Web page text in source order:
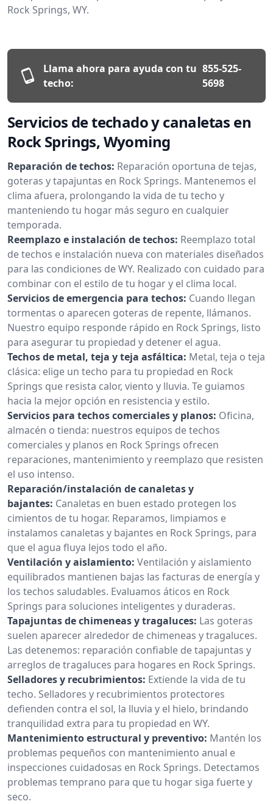
Rock Springs, WY.
Llama ahora para ayuda con tu
techo:
855-525-
5698
Servicios de techado y canaletas en
Rock Springs, Wyoming
Reparación de techos: Reparación oportuna de tejas,
goteras y tapajuntas en Rock Springs. Mantenemos el
clima afuera, prolongando la vida de tu techo y
manteniendo tu hogar más seguro en cualquier
temporada.
Reemplazo e instalación de techos: Reemplazo total
de techos e instalación nueva con materiales diseñados
para las condiciones de WY. Realizado con cuidado para
combinar con el estilo de tu hogar y el clima local.
Servicios de emergencia para techos: Cuando llegan
tormentas o aparecen goteras de repente, llámanos.
Nuestro equipo responde rápido en Rock Springs, listo
para asegurar tu propiedad y detener el agua.
Techos de metal, teja y teja asfáltica: Metal, teja o teja
clásica: elige un techo para tu propiedad en Rock
Springs que resista calor, viento y lluvia. Te guiamos
hacia la mejor opción en resistencia y estilo.
Servicios para techos comerciales y planos: Oficina,
almacén o tienda: nuestros equipos de techos
comerciales y planos en Rock Springs ofrecen
reparaciones, mantenimiento y reemplazo que resisten
el uso intenso.
Reparación/instalación de canaletas y
bajantes: Canaletas en buen estado protegen los
cimientos de tu hogar. Reparamos, limpiamos e
instalamos canaletas y bajantes en Rock Springs, para
que el agua fluya lejos todo el año.
Ventilación y aislamiento: Ventilación y aislamiento
equilibrados mantienen bajas las facturas de energía y
los techos saludables. Evaluamos áticos en Rock
Springs para soluciones inteligentes y duraderas.
Tapajuntas de chimeneas y tragaluces: Las goteras
suelen aparecer alrededor de chimeneas y tragaluces.
Las detenemos: reparación confiable de tapajuntas y
arreglos de tragaluces para hogares en Rock Springs.
Selladores y recubrimientos: Extiende la vida de tu
techo. Selladores y recubrimientos protectores
defienden contra el sol, la lluvia y el hielo, brindando
tranquilidad extra para tu propiedad en WY.
Mantenimiento estructural y preventivo: Mantén los
problemas pequeños con mantenimiento anual e
inspecciones cuidadosas en Rock Springs. Detectamos
problemas temprano para que tu hogar siga fuerte y
seco.